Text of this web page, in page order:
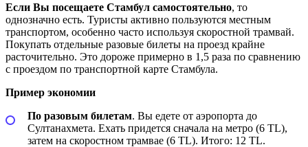
Если Вы посещаете Стамбул самостоятельно, то
однозначно есть. Туристы активно пользуются местным
транспортом, особенно часто используя скоростной трамвай.
Покупать отдельные разовые билеты на проезд крайне
расточительно. Это дороже примерно в 1,5 раза по сравнению
с проездом по транспортной карте Стамбула.
Пример экономии
По разовым билетам. Вы едете от аэропорта до
Султанахмета. Ехать придется сначала на метро (6 TL),
затем на скоростном трамвае (6 TL). Итого: 12 TL.